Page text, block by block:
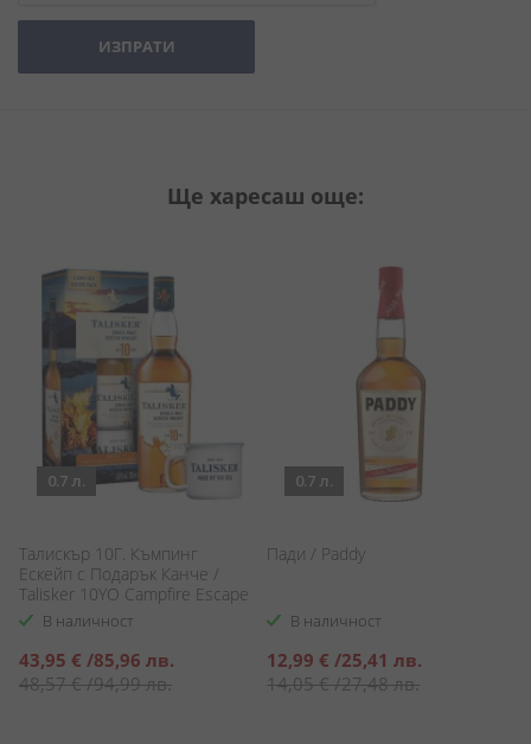
ИЗПРАТИ
Ще харесаш още:
0.7 л.
Талискър 10Г. Къмпинг
Ескейп с Подарък Канче /
Talisker 10YO Campfire Escape
PackВ наличност
Специална
цена
43,95 € /85,96 лв.
48,57 €/94,99 лв.
0.7 л.
Пади / Paddy
В наличност
Специална
цена
12,99 € /25,41 лв.
14,05 €/27,48 лв.